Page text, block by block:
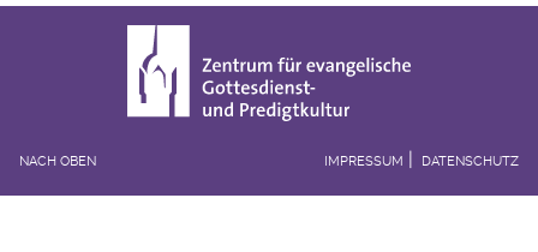
NACH OBEN IMPRESSUM DATENSCHUTZ